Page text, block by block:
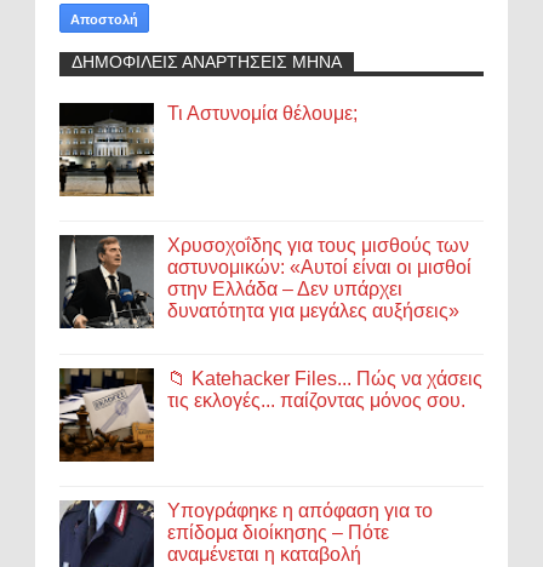
ΔΗΜΟΦΙΛΕΙΣ ΑΝΑΡΤΗΣΕΙΣ ΜΗΝΑ
Τι Αστυνομία θέλουμε;
Χρυσοχοΐδης για τους μισθούς των
αστυνομικών: «Αυτοί είναι οι μισθοί
στην Ελλάδα – Δεν υπάρχει
δυνατότητα για μεγάλες αυξήσεις»
📁 Katehacker Files... Πώς να χάσεις
τις εκλογές... παίζοντας μόνος σου.
Υπογράφηκε η απόφαση για το
επίδομα διοίκησης – Πότε
αναμένεται η καταβολή